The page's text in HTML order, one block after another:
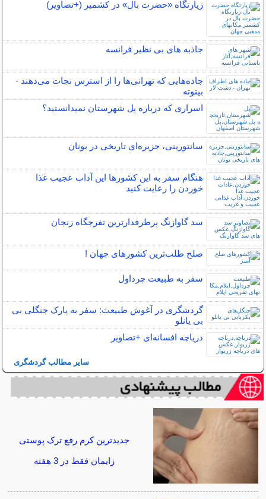
زیارتگاه «حضرت بال» در کشمیر (+تصاویر)
جاذبه های بی نظیر فرانسه
جاده‌هایی که تهرانی‌ها را از استرس نجات می‌دهند -
بیتوته
اسراری که درباره پل شهرستان نمیدانستید؟
سانتورینی، جزیره‌ای تاریخی در یونان
هنگام سفر به این کشورها این آداب عجیب غذا
خوردن را رعایت کنید
سد گاوازنگ پرطرفدارترین تفرجگاه زنجان
صلح‌ طلب‌ترین کشورهای جهان !
سفر به طبیعت چرداول
گردشگری در آغوش طبیعت: سفر به پارک جنگلی بی
بی یانلو
دریاچه افسانه‌ای +تصاویر
سایر مطالب گردشگری
جدیدترین کرم رفع ترک پوستی
زایمان فقط در 3 هفته